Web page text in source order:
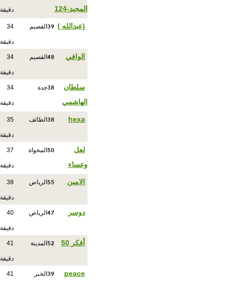
المجيد-124
دقيقة
(عبدالله ) 39 القصيم 34
دقيقة
الوافي 48 القصيم 34
دقيقة
سلطان
الهاشمي
38جدة 34
دقيقة
hexa
38 الطائف 35
دقيقة
لعل
وعساء
50 المخواة 37
دقيقة
الامين 55 الرياض 38
دقيقة
دوسر 47 الرياض 40
دقيقة
أفكر 50 52 المدينة 41
دقيقة
peace
39 الخبر 41